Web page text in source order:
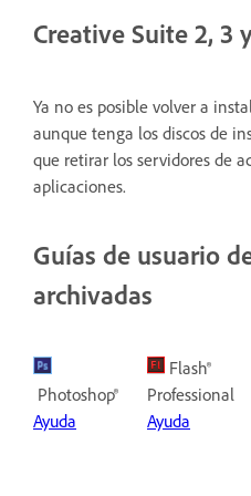
Creative Suite 2, 3
Ya no es posible volver a
aunque tenga los discos de
que retirar los servidores de
aplicaciones.
Guías de usuario
archivadas
Photoshop®
Ayuda
Flash®
Professional
Ayuda